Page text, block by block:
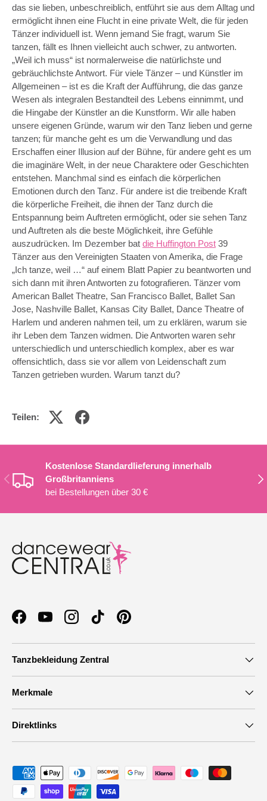
das sie lieben, unbeschreiblich, entführt sie aus dem Alltag und
ermöglicht ihnen eine Flucht in eine private Welt, die für jeden
Tänzer individuell ist. Wenn jemand Sie fragt, warum Sie
tanzen, fällt es Ihnen vielleicht auch schwer, zu antworten.
„Weil ich muss“ ist normalerweise die natürlichste und
gebräuchlichste Antwort. Für viele Tänzer – und Künstler im
Allgemeinen – ist es die Kraft der Aufführung, die das ganze
Wesen als integralen Bestandteil des Lebens einnimmt, und
die Hingabe der Künstler an die Kunstform. Wir alle haben
unsere eigenen Gründe, warum wir den Tanz lieben und gerne
tanzen; für manche geht es um die Verwandlung und das
Erschaffen einer Illusion auf der Bühne, für andere geht es um
die imaginäre Welt, in der neue Charaktere oder Geschichten
entstehen. Manchmal sind es einfach die körperlichen
Emotionen durch den Tanz. Für andere ist die treibende Kraft
die körperliche Freiheit, die ihnen der Tanz durch die
Entspannung beim Auftreten ermöglicht, oder sie sehen Tanz
und Auftreten als die beste Möglichkeit, ihre Gefühle
auszudrücken. Im Dezember bat die Huffington Post 39
Tänzer aus den Vereinigten Staaten von Amerika, die Frage
„Ich tanze, weil …“ auf einem Blatt Papier zu beantworten und
sich dann mit ihren Antworten zu fotografieren. Tänzer vom
American Ballet Theatre, San Francisco Ballet, Ballet San
Jose, Nashville Ballet, Kansas City Ballet, Dance Theatre of
Harlem und anderen nahmen teil, um zu erklären, warum sie
ihr Leben dem Tanzen widmen. Die Antworten waren sehr
unterschiedlich und unterschiedlich komplex, aber es war
offensichtlich, dass sie vor allem von Leidenschaft zum
Tanzen getrieben wurden. Warum tanzt du?
Teilen:
VORHERIGE
Kostenlose Standardlieferung innerhalb
Großbritanniens
bei Bestellungen über 30 €
FacebookYouTubeInstagramTikTokPinterest
Tanzbekleidung Zentral
Merkmale
Direktlinks
Zahlungsmethoden